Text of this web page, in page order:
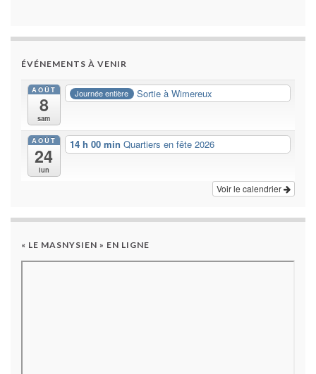
ÉVÉNEMENTS À VENIR
AOÛT
8
sam
Journée entière Sortie à Wimereux
AOÛT
24
lun
14 h 00 min Quartiers en fête 2026
Voir le calendrier
« LE MASNYSIEN » EN LIGNE